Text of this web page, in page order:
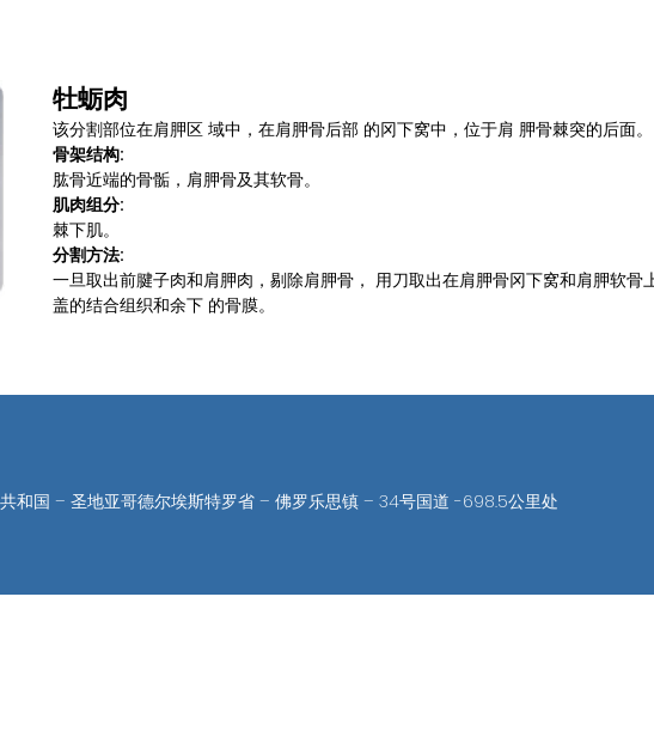
牡蛎肉
该分割部位在肩胛区 域中，在肩胛骨后部 的冈下窝中，位于肩 胛骨棘突的后面。
骨架结构:
肱骨近端的骨骺，肩胛骨及其软骨。
肌肉组分:
棘下肌。
分割方法:
一旦取出前腱子肉和肩胛肉，剔除肩胛骨， 用刀取出在肩胛骨冈下窝和肩胛软骨
盖的结合组织和余下 的骨膜。
和国 – 圣地亚哥德尔埃斯特罗省 – 佛罗乐思镇 – 34号国道 -698.5公里处